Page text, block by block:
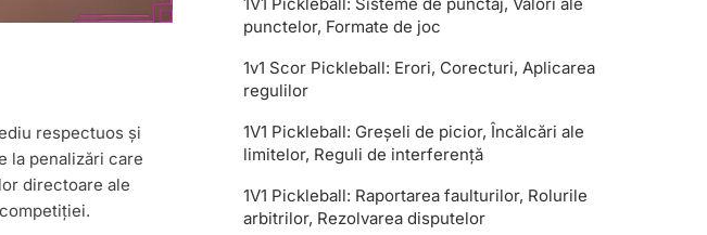
respectuos și
la penalizări care
directoare ale
punctelor, Formate de joc
1v1 Scor Pickleball: Erori, Corecturi, Aplicarea
regulilor
1V1 Pickleball: Greșeli de picior, Încălcări ale
limitelor, Reguli de interferență
1V1 Pickleball: Raportarea faulturilor, Rolurile
arbitrilor, Rezolvarea disputelor